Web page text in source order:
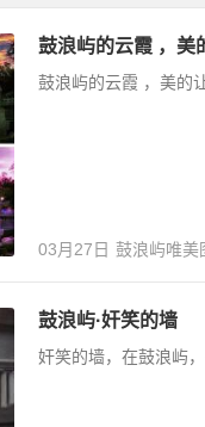
鼓浪屿的云霞 ，美
鼓浪屿的云霞 ，美的
03月27日 鼓浪屿唯美
鼓浪屿·奸笑的墙
奸笑的墙，在鼓浪屿